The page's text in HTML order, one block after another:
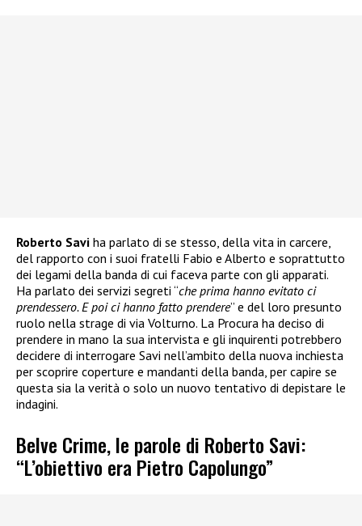
Roberto Savi ha parlato di se stesso, della vita in carcere,
del rapporto con i suoi fratelli Fabio e Alberto e soprattutto
dei legami della banda di cui faceva parte con gli apparati.
Ha parlato dei servizi segreti “che prima hanno evitato ci
prendessero. E poi ci hanno fatto prendere” e del loro presunto
ruolo nella strage di via Volturno. La Procura ha deciso di
prendere in mano la sua intervista e gli inquirenti potrebbero
decidere di interrogare Savi nell’ambito della nuova inchiesta
per scoprire coperture e mandanti della banda, per capire se
questa sia la verità o solo un nuovo tentativo di depistare le
indagini.
Belve Crime, le parole di Roberto Savi:
“L’obiettivo era Pietro Capolungo”